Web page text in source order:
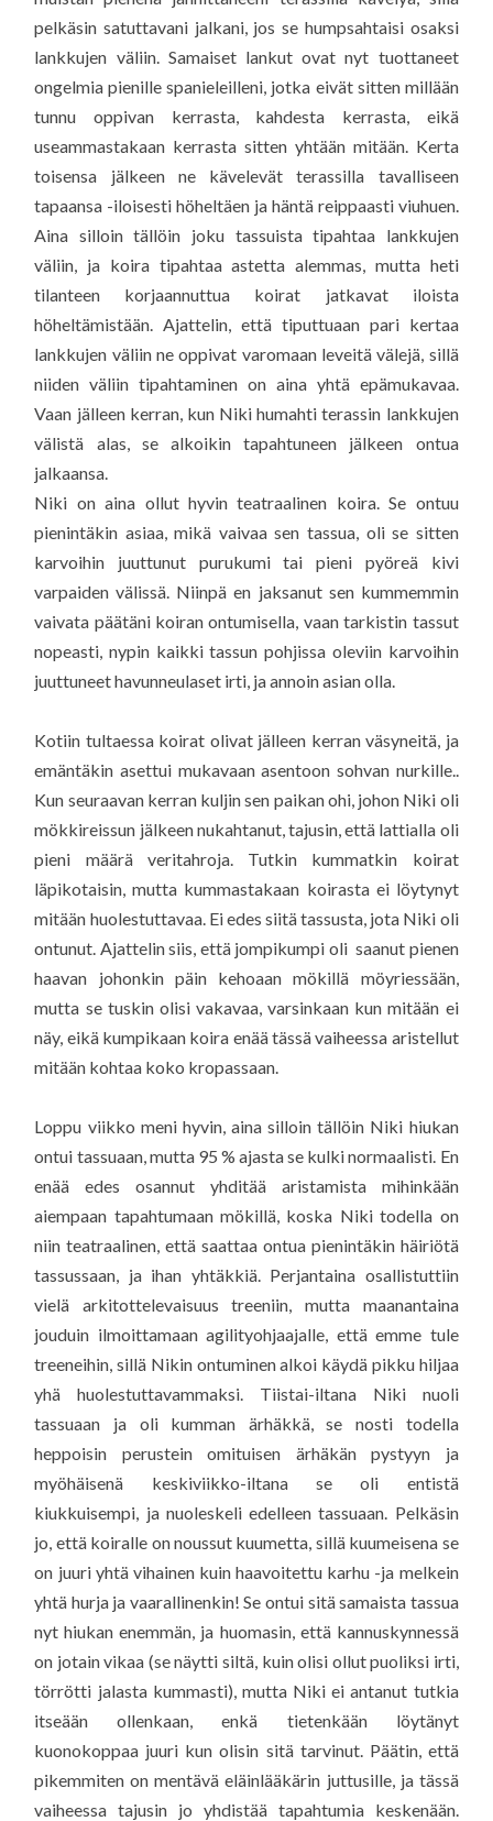
pelkäsin satuttavani jalkani, jos se humpsahtaisi osaksi
lankkujen väliin. Samaiset lankut ovat nyt tuottaneet
ongelmia pienille spanieleilleni, jotka eivät sitten millään
tunnu oppivan kerrasta, kahdesta kerrasta, eikä
useammastakaan kerrasta sitten yhtään mitään. Kerta
toisensa jälkeen ne kävelevät terassilla tavalliseen
tapaansa -iloisesti höheltäen ja häntä reippaasti viuhuen.
Aina silloin tällöin joku tassuista tipahtaa lankkujen
väliin, ja koira tipahtaa astetta alemmas, mutta heti
tilanteen korjaannuttua koirat jatkavat iloista
höheltämistään. Ajattelin, että tiputtuaan pari kertaa
lankkujen väliin ne oppivat varomaan leveitä välejä, sillä
niiden väliin tipahtaminen on aina yhtä epämukavaa.
Vaan jälleen kerran, kun Niki humahti terassin lankkujen
välistä alas, se alkoikin tapahtuneen jälkeen ontua
jalkaansa.
Niki on aina ollut hyvin teatraalinen koira. Se ontuu
pienintäkin asiaa, mikä vaivaa sen tassua, oli se sitten
karvoihin juuttunut purukumi tai pieni pyöreä kivi
varpaiden välissä. Niinpä en jaksanut sen kummemmin
vaivata päätäni koiran ontumisella, vaan tarkistin tassut
nopeasti, nypin kaikki tassun pohjissa oleviin karvoihin
juuttuneet havunneulaset irti, ja annoin asian olla.
Kotiin tultaessa koirat olivat jälleen kerran väsyneitä, ja
emäntäkin asettui mukavaan asentoon sohvan nurkille..
Kun seuraavan kerran kuljin sen paikan ohi, johon Niki oli
mökkireissun jälkeen nukahtanut, tajusin, että lattialla oli
pieni määrä veritahroja. Tutkin kummatkin koirat
läpikotaisin, mutta kummastakaan koirasta ei löytynyt
mitään huolestuttavaa. Ei edes siitä tassusta, jota Niki oli
ontunut. Ajattelin siis, että jompikumpi oli saanut pienen
haavan johonkin päin kehoaan mökillä möyriessään,
mutta se tuskin olisi vakavaa, varsinkaan kun mitään ei
näy, eikä kumpikaan koira enää tässä vaiheessa aristellut
mitään kohtaa koko kropassaan.
Loppu viikko meni hyvin, aina silloin tällöin Niki hiukan
ontui tassuaan, mutta 95 % ajasta se kulki normaalisti. En
enää edes osannut yhditää aristamista mihinkään
aiempaan tapahtumaan mökillä, koska Niki todella on
niin teatraalinen, että saattaa ontua pienintäkin häiriötä
tassussaan, ja ihan yhtäkkiä. Perjantaina osallistuttiin
vielä arkitottelevaisuus treeniin, mutta maanantaina
jouduin ilmoittamaan agilityohjaajalle, että emme tule
treeneihin, sillä Nikin ontuminen alkoi käydä pikku hiljaa
yhä huolestuttavammaksi. Tiistai-iltana Niki nuoli
tassuaan ja oli kumman ärhäkkä, se nosti todella
heppoisin perustein omituisen ärhäkän pystyyn ja
myöhäisenä keskiviikko-iltana se oli entistä
kiukkuisempi, ja nuoleskeli edelleen tassuaan. Pelkäsin
jo, että koiralle on noussut kuumetta, sillä kuumeisena se
on juuri yhtä vihainen kuin haavoitettu karhu -ja melkein
yhtä hurja ja vaarallinenkin! Se ontui sitä samaista tassua
nyt hiukan enemmän, ja huomasin, että kannuskynnessä
on jotain vikaa (se näytti siltä, kuin olisi ollut puoliksi irti,
törrötti jalasta kummasti), mutta Niki ei antanut tutkia
itseään ollenkaan, enkä tietenkään löytänyt
kuonokoppaa juuri kun olisin sitä tarvinut. Päätin, että
pikemmiten on mentävä eläinlääkärin juttusille, ja tässä
vaiheessa tajusin jo yhdistää tapahtumia keskenään.